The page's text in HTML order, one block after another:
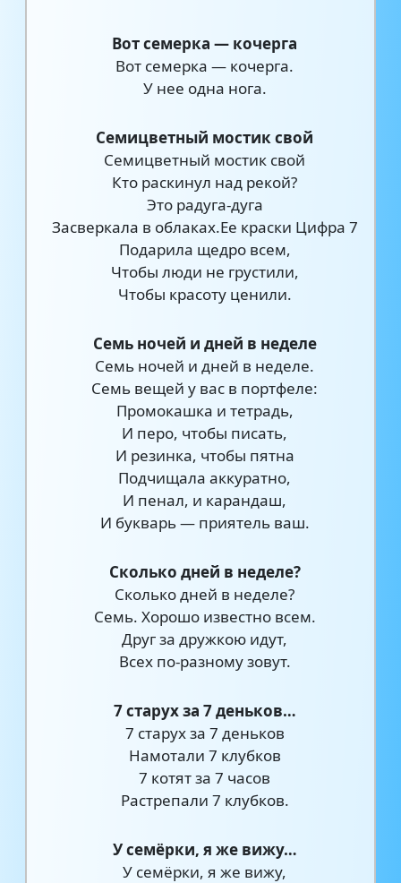
Вот семерка — кочерга
Вот семерка — кочерга.
У нее одна нога.
Семицветный мостик свой
Семицветный мостик свой
Кто раскинул над рекой?
Это радуга-дуга
Засверкала в облаках.Ее краски Цифра 7
Подарила щедро всем,
Чтобы люди не грустили,
Чтобы красоту ценили.
Семь ночей и дней в неделе
Семь ночей и дней в неделе.
Семь вещей у вас в портфеле:
Промокашка и тетрадь,
И перо, чтобы писать,
И резинка, чтобы пятна
Подчищала аккуратно,
И пенал, и карандаш,
И букварь — приятель ваш.
Сколько дней в неделе?
Сколько дней в неделе?
Семь. Хорошо известно всем.
Друг за дружкою идут,
Всех по-разному зовут.
7 старух за 7 деньков…
7 старух за 7 деньков
Намотали 7 клубков
7 котят за 7 часов
Растрепали 7 клубков.
У семёрки, я же вижу…
У семёрки, я же вижу,